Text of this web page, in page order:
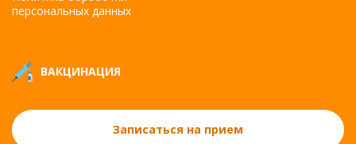
персональных данных
ВАКЦИНАЦИЯ
Записаться на прием